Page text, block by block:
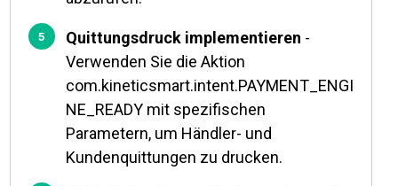
Quittungsdruck implementieren -
Verwenden Sie die Aktion
com.kineticsmart.intent.PAYMENT_ENGI
NE_READY mit spezifischen
Parametern, um Händler- und
Kundenquittungen zu drucken.